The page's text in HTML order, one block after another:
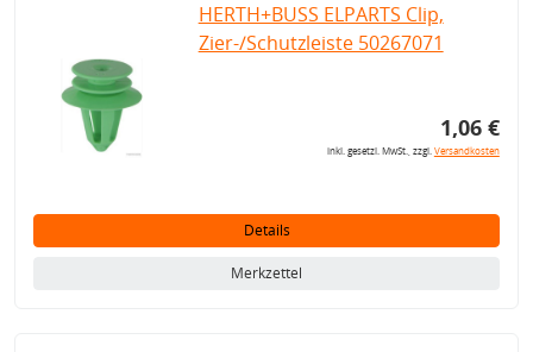
HERTH+BUSS ELPARTS Clip,
Zier-/Schutzleiste 50267071
1,06 €
inkl. gesetzl. MwSt., zzgl.Versandkosten
Details
Merkzettel